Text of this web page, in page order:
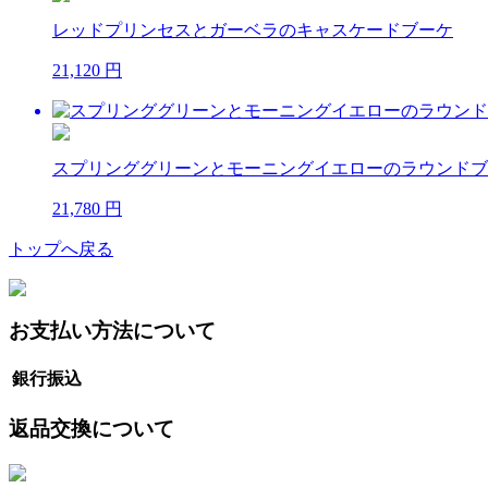
レッドプリンセスとガーベラのキャスケードブーケ
21,120 円
スプリンググリーンとモーニングイエローのラウンド
21,780 円
トップへ戻る
お支払い方法について
銀行振込
返品交換について